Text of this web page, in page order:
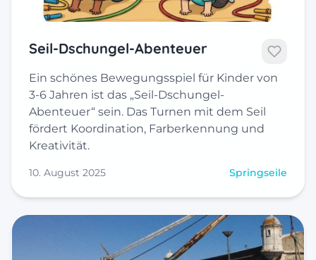
Seil-Dschungel-Abenteuer
Ein schönes Bewegungsspiel für Kinder von
3-6 Jahren ist das „Seil-Dschungel-
Abenteuer“ sein. Das Turnen mit dem Seil
fördert Koordination, Farberkennung und
Kreativität.
10. August 2025 Springseile